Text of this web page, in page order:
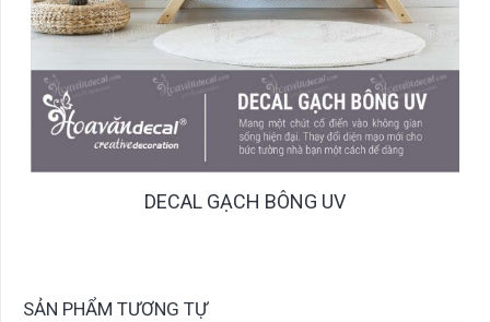
DECAL GẠCH BÔNG UV
SẢN PHẨM TƯƠNG TỰ